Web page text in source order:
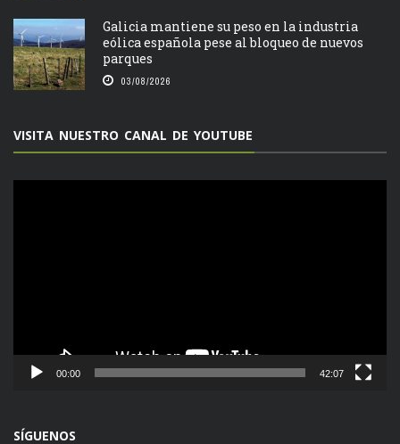
Galicia mantiene su peso en la industria
eólica española pese al bloqueo de nuevos
parques
03/08/2026
VISITA NUESTRO CANAL DE YOUTUBE
00:00 42:07
SÍGUENOS